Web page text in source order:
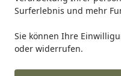
Surferlebnis und mehr
Sie können Ihre
oder widerrufen.